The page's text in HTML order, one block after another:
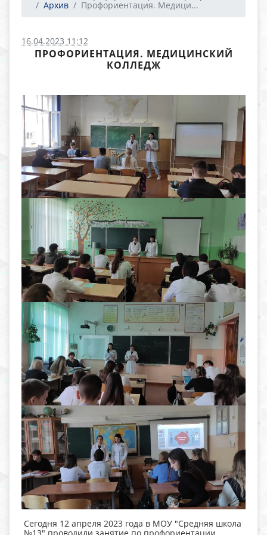
Архив
Профориентация. Медици...
16.04.2023 11:12
ПРОФОРИЕНТАЦИЯ. МЕДИЦИНСКИЙ
КОЛЛЕДЖ
Сегодня 12 апреля 2023 года в МОУ "Средняя школа